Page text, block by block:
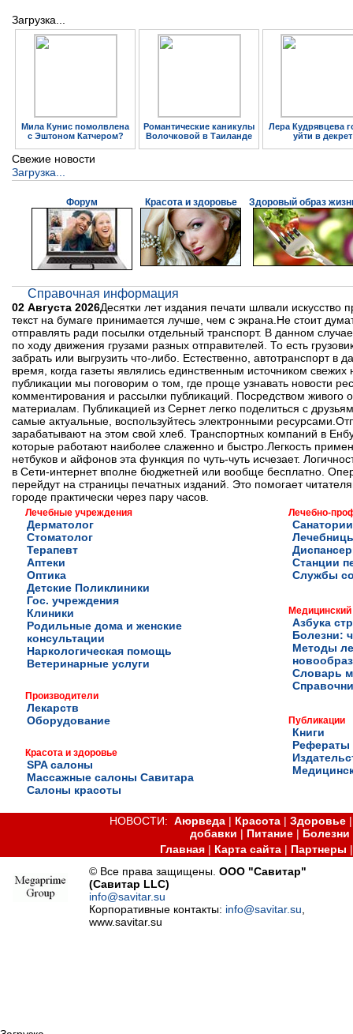
Загрузка...
Мила Кунис помолвлена
с Эштоном Катчером?
Романтические каникулы
Волочковой в Таиланде
Лера Кудрявцева
уйти в декрет
Свежие новости
Загрузка...
Форум Красота и здоровье Здоровый образ
Справочная информация
02 Августа 2026Десятки лет издания печати шлвали
текст на бумаге принимается лучше, чем с экрана.Не стоит
отправлять ради посылки отдельный транспорт. В данном
по ходу движения грузами разных отправителей. То есть
забрать или выгрузить что-либо. Естественно, автотранспорт
время, когда газеты являлись единственным источником
публикации мы поговорим о том, где проще узнавать новости
комментирования и рассылки публикаций. Посредством
материалам. Публикацией из Сернет легко поделиться с
самые актуальные, воспользуйтесь электронными
зарабатывают на этом свой хлеб. Транспортных компаний в
которые работают наиболее слаженно и быстро.Легкость
нетбуков и айфонов эта функция по чуть-чуть исчезает.
в Сети-интернет вполне бюджетней или вообще бесплатно.
перейдут на страницы печатных изданий. Это помогает
городе практически через пару часов.
Лечебные учреждения
Дерматолог
Стоматолог
Терапевт
Аптеки
Оптика
Детские Поликлиники
Гос. учреждения
Клиники
Родильные дома и женские
консультации
Наркологическая помощь
Ветеринарные услуги
Производители
Лекарств
Оборудование
Красота и здоровье
SPA салоны
Массажные салоны Савитара
Салоны красоты
Лечебно-
Станции
Службы
Медицинский
Азбука
Болезни:
Методы
Словарь
Публикации
Книги
Рефераты
НОВОСТИ:Аюрведа | Красота |Здоровье
добавки | Питание| Болезни
Главная| Карта сайта| Партнеры
© Все права защищены.ООО "Савитар"
(Савитар LLC)
info@savitar.su
Корпоративные контакты: info@savitar.su
www.savitar.su